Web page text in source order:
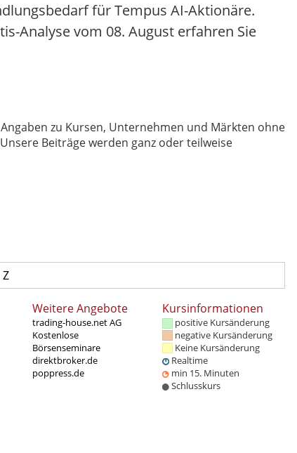
für Tempus AI-Aktionäre.
Analyse vom 08. August erfahren Sie
zu Kursen, Unternehmen und Märkten ohne
Beiträge werden ganz oder teilweise
Z
Weitere Angebote
trading-house.net AG
Kostenlose
Börsenseminare
direktbroker.de
poppress.de
Kursinformationen
positive Kursänderung
negative Kursänderung
Keine Kursänderung
Realtime
min 15. Minuten
Schlusskurs